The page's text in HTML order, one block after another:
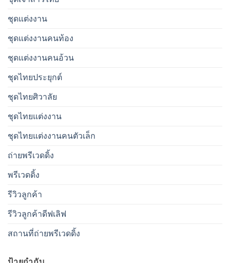
ชุดแต่งงาน
ชุดแต่งงานคนท้อง
ชุดแต่งงานคนอ้วน
ชุดไทยประยุกต์
ชุดไทยศิวาลัย
ชุดไทยแต่งงาน
ชุดไทยแต่งงานคนตัวเล็ก
ถ่ายพรีเวดดิ้ง
พรีเวดดิ้ง
รีวิวลูกค้า
รีวิวลูกค้าดีฟเลิฟ
สถานที่ถ่ายพรีเวดดิ้ง